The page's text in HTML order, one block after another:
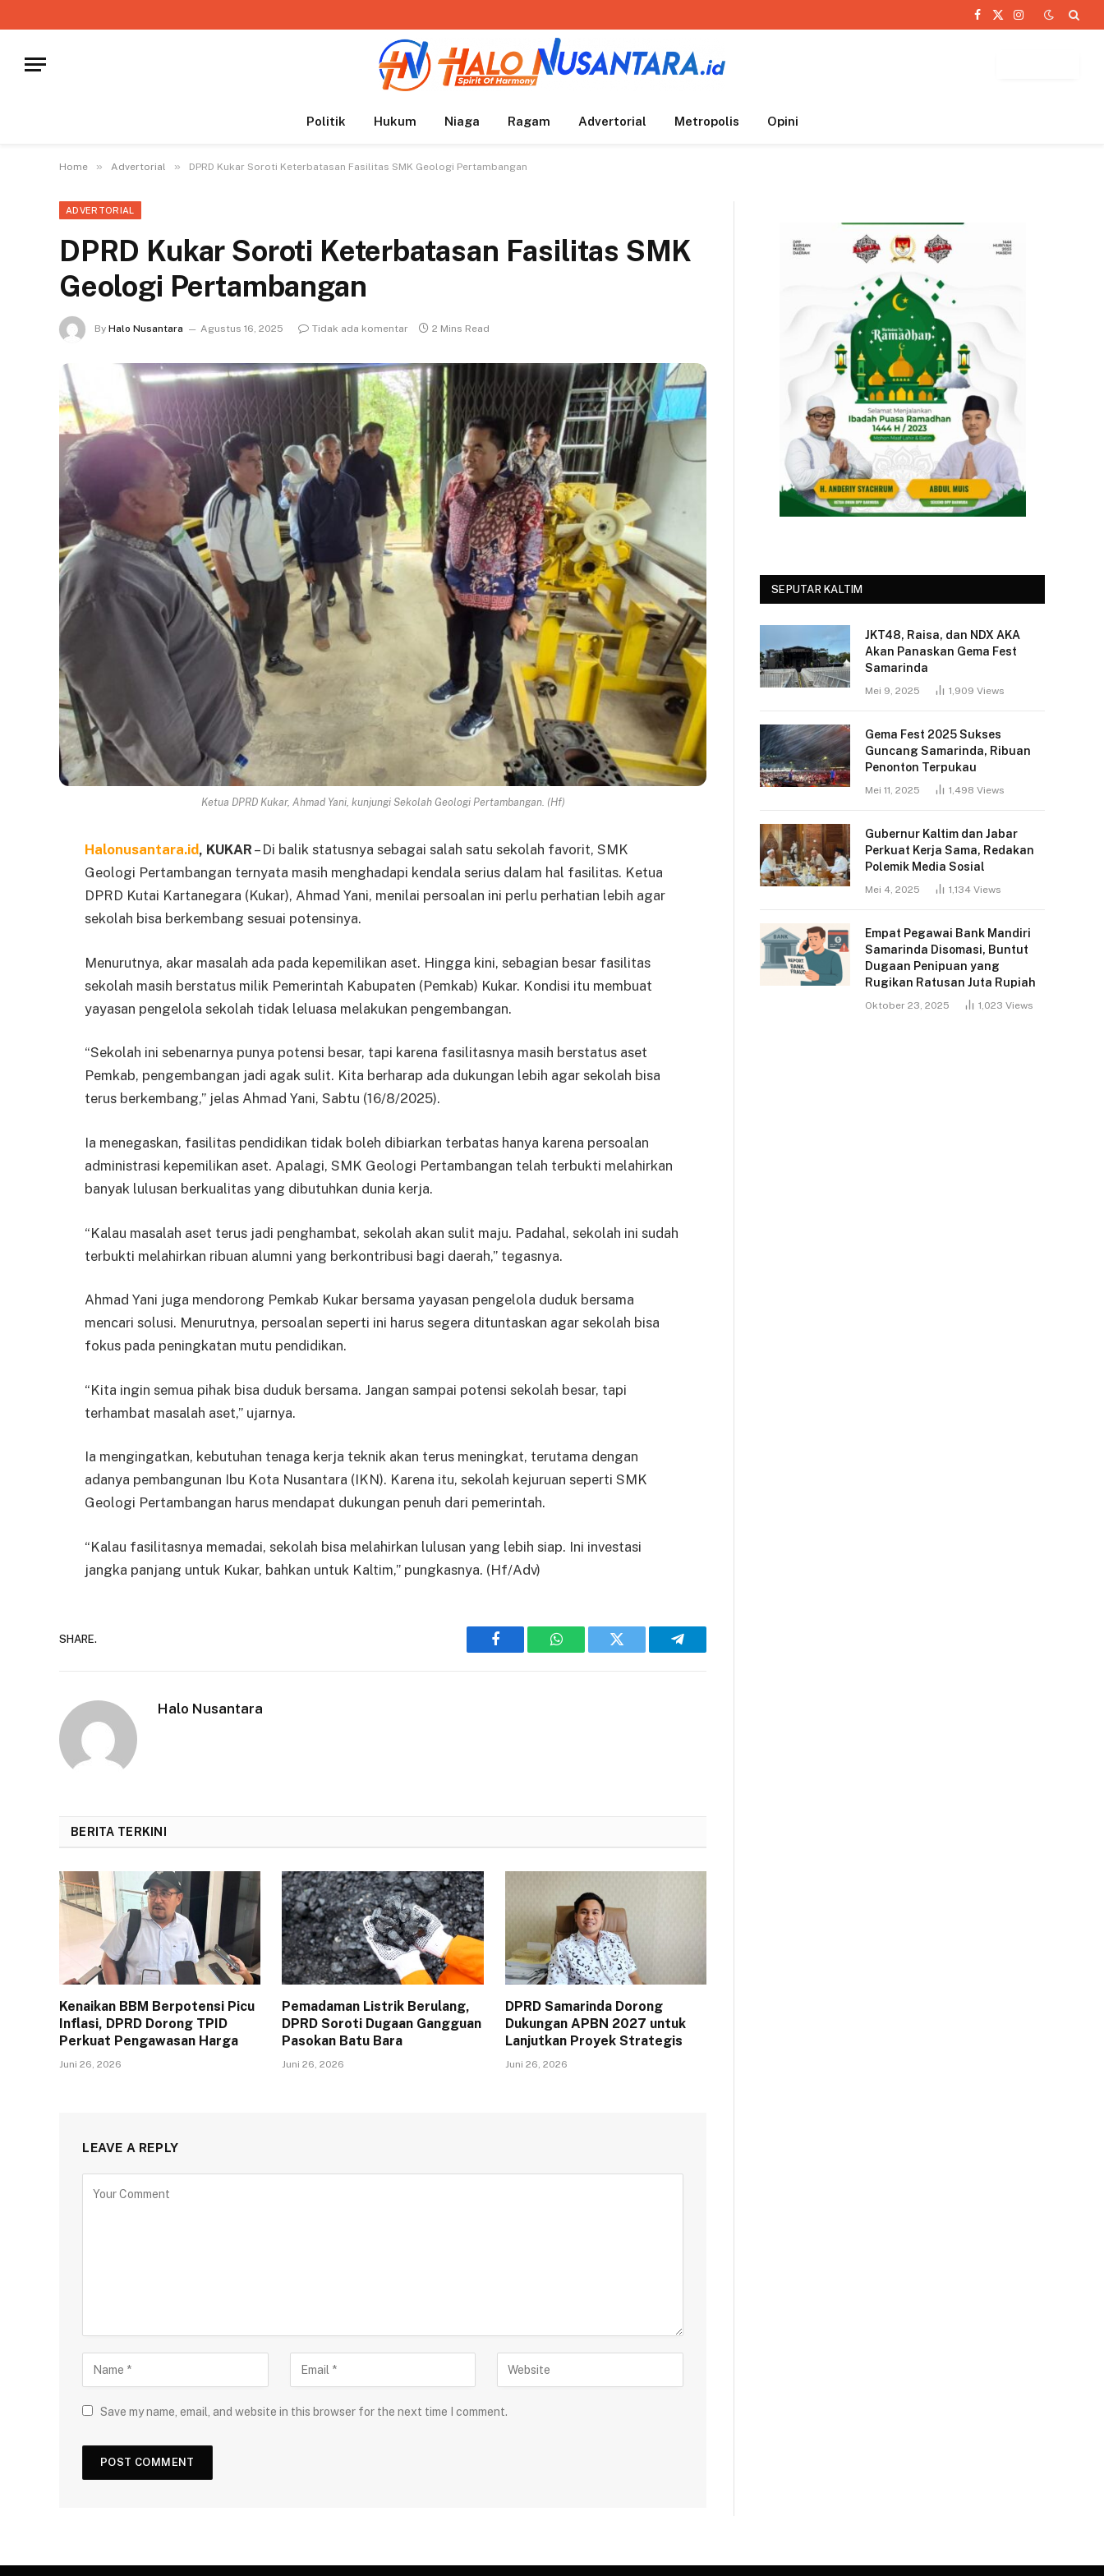
Facebook
X
Instagram
Politik Hukum Niaga Ragam Advertorial Metropolis Opini
Home » Advertorial » DPRD Kukar Soroti Keterbatasan Fasilitas SMK Geologi Pertambangan
ADVERTORIAL
DPRD Kukar Soroti Keterbatasan Fasilitas SMK
Geologi Pertambangan
By Halo Nusantara Agustus 16, 2025 Tidak ada komentar 2 Mins Read
Ketua DPRD Kukar, Ahmad Yani, kunjungi Sekolah Geologi Pertambangan. (Hf)
Halonusantara.id, KUKAR – Di balik statusnya sebagai salah satu sekolah favorit, SMK
Geologi Pertambangan ternyata masih menghadapi kendala serius dalam hal fasilitas. Ketua
DPRD Kutai Kartanegara (Kukar), Ahmad Yani, menilai persoalan ini perlu perhatian lebih agar
sekolah bisa berkembang sesuai potensinya.
Menurutnya, akar masalah ada pada kepemilikan aset. Hingga kini, sebagian besar fasilitas
sekolah masih berstatus milik Pemerintah Kabupaten (Pemkab) Kukar. Kondisi itu membuat
yayasan pengelola sekolah tidak leluasa melakukan pengembangan.
“Sekolah ini sebenarnya punya potensi besar, tapi karena fasilitasnya masih berstatus aset
Pemkab, pengembangan jadi agak sulit. Kita berharap ada dukungan lebih agar sekolah bisa
terus berkembang,” jelas Ahmad Yani, Sabtu (16/8/2025).
Ia menegaskan, fasilitas pendidikan tidak boleh dibiarkan terbatas hanya karena persoalan
administrasi kepemilikan aset. Apalagi, SMK Geologi Pertambangan telah terbukti melahirkan
banyak lulusan berkualitas yang dibutuhkan dunia kerja.
“Kalau masalah aset terus jadi penghambat, sekolah akan sulit maju. Padahal, sekolah ini sudah
terbukti melahirkan ribuan alumni yang berkontribusi bagi daerah,” tegasnya.
Ahmad Yani juga mendorong Pemkab Kukar bersama yayasan pengelola duduk bersama
mencari solusi. Menurutnya, persoalan seperti ini harus segera dituntaskan agar sekolah bisa
fokus pada peningkatan mutu pendidikan.
“Kita ingin semua pihak bisa duduk bersama. Jangan sampai potensi sekolah besar, tapi
terhambat masalah aset,” ujarnya.
Ia mengingatkan, kebutuhan tenaga kerja teknik akan terus meningkat, terutama dengan
adanya pembangunan Ibu Kota Nusantara (IKN). Karena itu, sekolah kejuruan seperti SMK
Geologi Pertambangan harus mendapat dukungan penuh dari pemerintah.
“Kalau fasilitasnya memadai, sekolah bisa melahirkan lulusan yang lebih siap. Ini investasi
jangka panjang untuk Kukar, bahkan untuk Kaltim,” pungkasnya. (Hf/Adv)
SHARE.
Facebook WhatsAppTwitter Telegram
Halo Nusantara
BERITA TERKINI
Kenaikan BBM Berpotensi Picu
Inflasi, DPRD Dorong TPID
Perkuat Pengawasan Harga
Juni 26, 2026
Pemadaman Listrik Berulang,
DPRD Soroti Dugaan Gangguan
Pasokan Batu Bara
Juni 26, 2026
DPRD Samarinda Dorong
Dukungan APBN 2027 untuk
Lanjutkan Proyek Strategis
Juni 26, 2026
LEAVE A REPLY
Save my name, email, and website in this browser for the next time I comment.
SEPUTAR KALTIM
JKT48, Raisa, dan NDX AKA
Akan Panaskan Gema Fest
Samarinda
Mei 9, 2025 1,909 Views
Gema Fest 2025 Sukses
Guncang Samarinda, Ribuan
Penonton Terpukau
Mei 11, 2025 1,498 Views
Gubernur Kaltim dan Jabar
Perkuat Kerja Sama, Redakan
Polemik Media Sosial
Mei 4, 2025 1,134 Views
Empat Pegawai Bank Mandiri
Samarinda Disomasi, Buntut
Dugaan Penipuan yang
Rugikan Ratusan Juta Rupiah
Oktober 23, 2025 1,023 Views